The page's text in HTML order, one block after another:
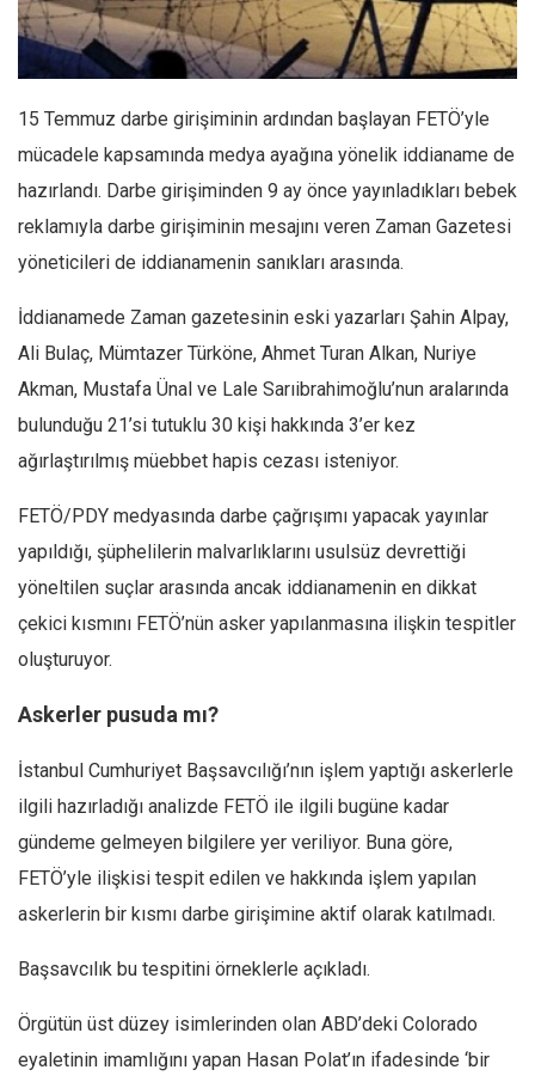
Facebook
Instagram
Editörden
Kemal Özer
Mahmut Toptaş
Ömer Kayani
Yusuf Armağan
Hasanali Yıldırım
Abir E. Nahas
Amina S. Jenenkovic
Esra Elönü
» Yazar arşivi
Bu Sayı
Tüm Sayılar
Kategoriler
Kitap
Karisi kitap sualleri
7 soruda bu hafta
15 Temmuz darbe girişiminin ardından başlayan FETÖ’yle
mücadele kapsamında medya ayağına yönelik iddianame de
hazırlandı. Darbe girişiminden 9 ay önce yayınladıkları bebek
reklamıyla darbe girişiminin mesajını veren Zaman Gazetesi
yöneticileri de iddianamenin sanıkları arasında.
İddianamede Zaman gazetesinin eski yazarları Şahin Alpay,
Ali Bulaç, Mümtazer Türköne, Ahmet Turan Alkan, Nuriye
Akman, Mustafa Ünal ve Lale Sarıibrahimoğlu’nun aralarında
bulunduğu 21’si tutuklu 30 kişi hakkında 3’er kez
ağırlaştırılmış müebbet hapis cezası isteniyor.
FETÖ/PDY medyasında darbe çağrışımı yapacak yayınlar
yapıldığı, şüphelilerin malvarlıklarını usulsüz devrettiği
yöneltilen suçlar arasında ancak iddianamenin en dikkat
çekici kısmını FETÖ’nün asker yapılanmasına ilişkin tespitler
oluşturuyor.
Askerler pusuda mı?
İstanbul Cumhuriyet Başsavcılığı’nın işlem yaptığı askerlerle
ilgili hazırladığı analizde FETÖ ile ilgili bugüne kadar
gündeme gelmeyen bilgilere yer veriliyor. Buna göre,
FETÖ’yle ilişkisi tespit edilen ve hakkında işlem yapılan
askerlerin bir kısmı darbe girişimine aktif olarak katılmadı.
Başsavcılık bu tespitini örneklerle açıkladı.
Örgütün üst düzey isimlerinden olan ABD’deki Colorado
eyaletinin imamlığını yapan Hasan Polat’ın ifadesinde ‘bir